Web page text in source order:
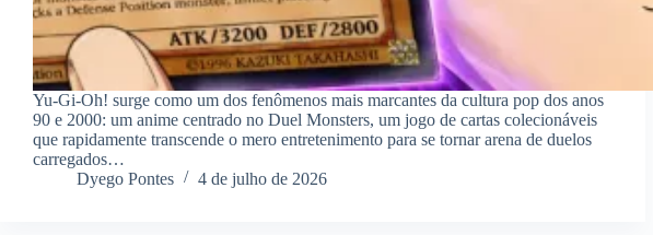
Yu-Gi-Oh! surge como um dos fenômenos mais marcantes da cultura pop dos anos
90 e 2000: um anime centrado no Duel Monsters, um jogo de cartas colecionáveis
que rapidamente transcende o mero entretenimento para se tornar arena de duelos
carregados…
Dyego Pontes
4 de julho de 2026